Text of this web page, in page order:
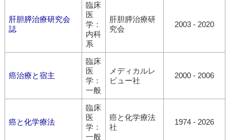
肝胆膵治療研究会
誌
臨床
医
学：
内科
系
肝胆膵治療研
究会
2003 - 2020
癌治療と宿主
臨床
医
学：
一般
メディカルレ
ビュー社
2000 - 2006
癌と化学療法
臨床
医
学：
一般
癌と化学療法
社
1974 - 2026